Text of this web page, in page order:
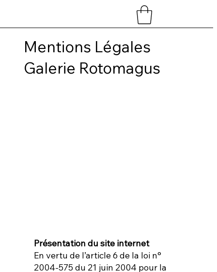
Mentions Légales
Galerie Rotomagus
Présentation du site internet
En vertu de l’article 6 de la loi n°
2004-575 du 21 juin 2004 pour la